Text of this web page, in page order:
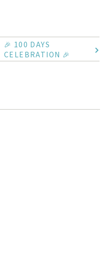
🎉 100 DAYS
CELEBRATION 🎉